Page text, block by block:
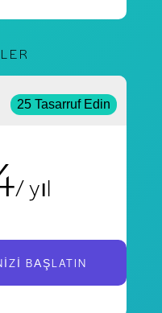
25 Tasarruf Edin
/ yıl
BAŞLATIN